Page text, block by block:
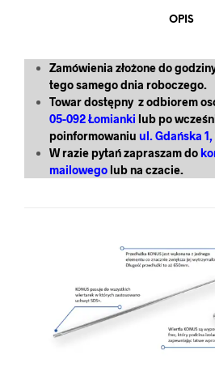
OPIS
Zamówienia złożone do
tego samego dnia roboczego.
Towar dostępny z odbiorem
05-092 Łomianki lub po
poinformowaniu ul. Gdańska
W razie pytań zapraszam do
mailowegolub na czacie.